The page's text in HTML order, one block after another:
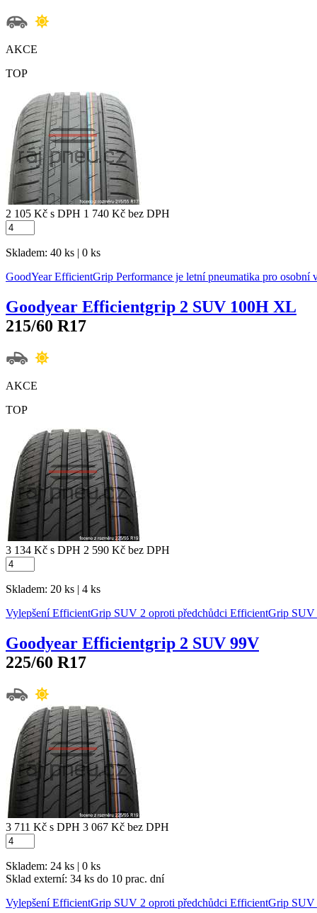
AKCE
TOP
2 105 Kč s DPH 1 740 Kč bez DPH
Skladem: 40 ks | 0 ks
GoodYear EfficientGrip Performance je letní pneumatika pro
Goodyear Efficientgrip 2 SUV 100H XL
215/60 R17
AKCE
TOP
3 134 Kč s DPH 2 590 Kč bez DPH
Skladem: 20 ks | 4 ks
Vylepšení EfficientGrip SUV 2 oproti předchůdci EfficientGrip
Goodyear Efficientgrip 2 SUV 99V
225/60 R17
3 711 Kč s DPH 3 067 Kč bez DPH
Skladem: 24 ks | 0 ks
Sklad externí: 34 ks do 10 prac. dní
Vylepšení EfficientGrip SUV 2 oproti předchůdci EfficientGrip